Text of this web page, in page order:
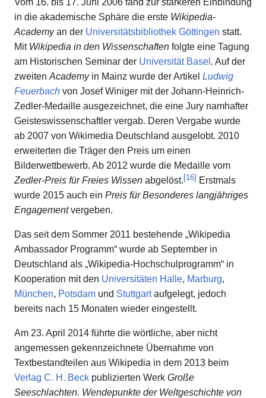
in die akademische Sphäre die erste Wikipedia-
Academyan der Universitätsbibliothek Göttingen statt.
Mit Wikipedia in den Wissenschaften folgte eine Tagung
am Historischen Seminar der Universität Basel . Auf der
zweiten Academyin Mainz wurde der Artikel Ludwig
Feuerbach von Josef Winiger mit der Johann-Heinrich-
Zedler-Medaille ausgezeichnet, die eine Jury namhafter
Geisteswissenschaftler vergab. Deren Vergabe wurde
ab 2007 von Wikimedia Deutschland ausgelobt. 2010
erweiterten die Träger den Preis um einen
Bilderwettbewerb. Ab 2012 wurde die Medaille vom
Zedler-Preis für Freies Wissen abgelöst.[16] Erstmals
wurde 2015 auch ein Preis für Besonderes langjähriges
Engagementvergeben.
Das seit dem Sommer 2011 bestehende „Wikipedia
Ambassador Programm“ wurde ab September in
Deutschland als „Wikipedia-Hochschulprogramm“ in
Kooperation mit den Universitäten Halle, Marburg,
München, Potsdam und Stuttgartaufgelegt, jedoch
bereits nach 15 Monaten wieder eingestellt.
Am 23. April 2014 führte die wörtliche, aber nicht
angemessen gekennzeichnete Übernahme von
Textbestandteilen aus Wikipedia in dem 2013 beim
Verlag C. H. Beck publizierten Werk Große
Seeschlachten. Wendepunkte der Weltgeschichte von